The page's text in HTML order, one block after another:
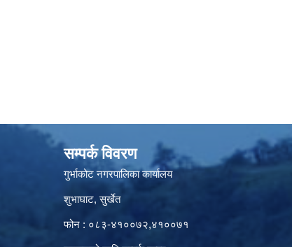
सम्पर्क विवरण
गुर्भाकोट नगरपालिका कार्यालय
शुभाघाट, सुर्खेत
फोन : ०८३-४१००७२,४१००७१